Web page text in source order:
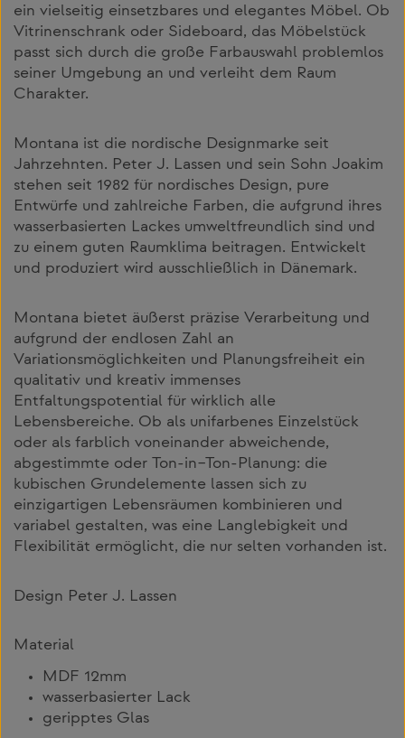
ein vielseitig einsetzbares und elegantes Möbel. Ob
Vitrinenschrank oder Sideboard, das Möbelstück
passt sich durch die große Farbauswahl problemlos
seiner Umgebung an und verleiht dem Raum
Charakter.
Montana ist die nordische Designmarke seit
Jahrzehnten. Peter J. Lassen und sein Sohn Joakim
stehen seit 1982 für nordisches Design, pure
Entwürfe und zahlreiche Farben, die aufgrund ihres
wasserbasierten Lackes umweltfreundlich sind und
zu einem guten Raumklima beitragen. Entwickelt
und produziert wird ausschließlich in Dänemark.
Montana bietet äußerst präzise Verarbeitung und
aufgrund der endlosen Zahl an
Variationsmöglichkeiten und Planungsfreiheit ein
qualitativ und kreativ immenses
Entfaltungspotential für wirklich alle
Lebensbereiche. Ob als unifarbenes Einzelstück
oder als farblich voneinander abweichende,
abgestimmte oder Ton-in–Ton-Planung: die
kubischen Grundelemente lassen sich zu
einzigartigen Lebensräumen kombinieren und
variabel gestalten, was eine Langlebigkeit und
Flexibilität ermöglicht, die nur selten vorhanden ist.
Design Peter J. Lassen
Material
MDF 12mm
wasserbasierter Lack
geripptes Glas